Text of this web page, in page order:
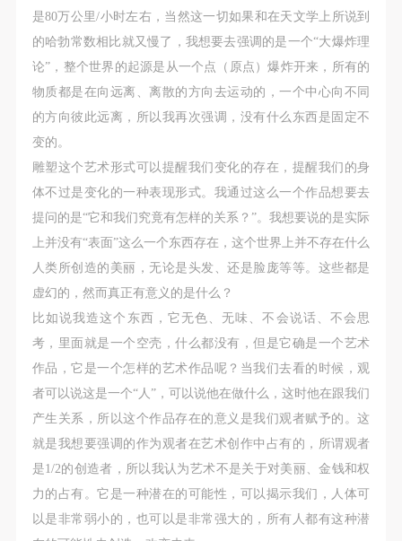
是80万公里/小时左右，当然这一切如果和在天文学上所说到
的哈勃常数相比就又慢了，我想要去强调的是一个“大爆炸理
论”，整个世界的起源是从一个点（原点）爆炸开来，所有的
物质都是在向远离、离散的方向去运动的，一个中心向不同
的方向彼此远离，所以我再次强调，没有什么东西是固定不
变的。
雕塑这个艺术形式可以提醒我们变化的存在，提醒我们的身
体不过是变化的一种表现形式。我通过这么一个作品想要去
提问的是“它和我们究竟有怎样的关系？”。我想要说的是实际
上并没有“表面”这么一个东西存在，这个世界上并不存在什么
人类所创造的美丽，无论是头发、还是脸庞等等。这些都是
虚幻的，然而真正有意义的是什么？
比如说我造这个东西，它无色、无味、不会说话、不会思
考，里面就是一个空壳，什么都没有，但是它确是一个艺术
作品，它是一个怎样的艺术作品呢？当我们去看的时候，观
者可以说这是一个“人”，可以说他在做什么，这时他在跟我们
产生关系，所以这个作品存在的意义是我们观者赋予的。这
就是我想要强调的作为观者在艺术创作中占有的，所谓观者
是1/2的创造者，所以我认为艺术不是关于对美丽、金钱和权
力的占有。它是一种潜在的可能性，可以揭示我们，人体可
以是非常弱小的，也可以是非常强大的，所有人都有这种潜